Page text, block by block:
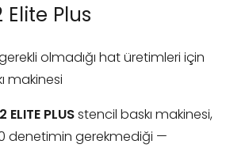
Plus
olmadığı hat üretimleri için
makinesi
ELITE PLUSstencil baskı makinesi,
denetimin gerekmediği —